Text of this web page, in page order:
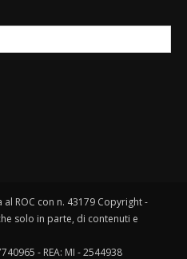
ROC con n. 43179 Copyright -
solo in parte, di contenuti e
- REA: MI - 2544938